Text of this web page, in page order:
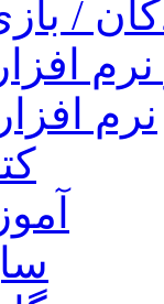
/
افزار
نرم